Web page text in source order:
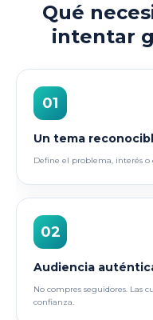
Qué
intentar
01
Un tema
Define el problema, interés
02
Audiencia
No compres seguidores. Las
confianza.